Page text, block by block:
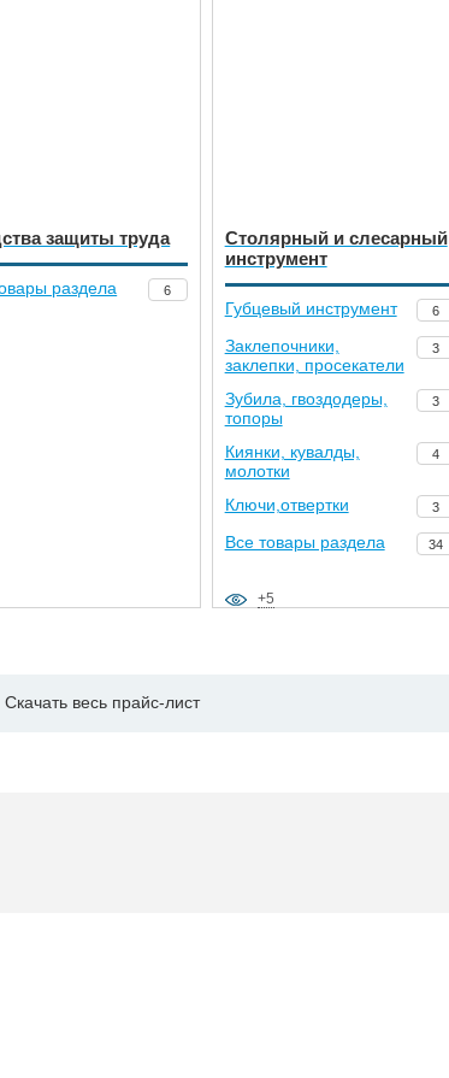
защиты труда
раздела 6
Столярный и слесарный
инструмент
Губцевый инструмент 6
Заклепочники,
заклепки, просекатели
3
Зубила, гвоздодеры,
топоры
3
Киянки, кувалды,
молотки
4
Ключи,отвертки 3
Все товары раздела 34
+5
Скачать весь прайс-лист